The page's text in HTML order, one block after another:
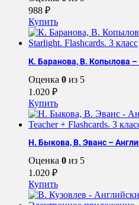
988 ₽
Купить
Оценка 0 из 5
1.020 ₽
Купить
Оценка 0 из 5
1.020 ₽
Купить